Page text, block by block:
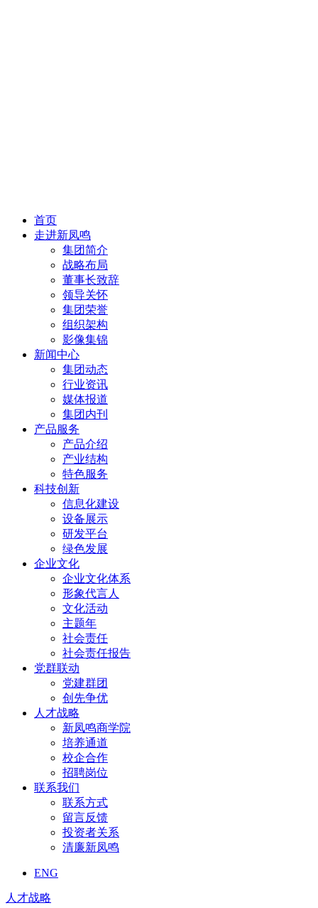
首页
走进新凤鸣
集团简介
战略布局
董事长致辞
领导关怀
集团荣誉
组织架构
影像集锦
新闻中心
集团动态
行业资讯
媒体报道
集团内刊
产品服务
产品介绍
产业结构
特色服务
科技创新
信息化建设
设备展示
研发平台
绿色发展
企业文化
企业文化体系
形象代言人
文化活动
主题年
社会责任
社会责任报告
党群联动
党建群团
创先争优
人才战略
新凤鸣商学院
培养通道
校企合作
招聘岗位
联系我们
联系方式
留言反馈
投资者关系
清廉新凤鸣
ENG
人才战略